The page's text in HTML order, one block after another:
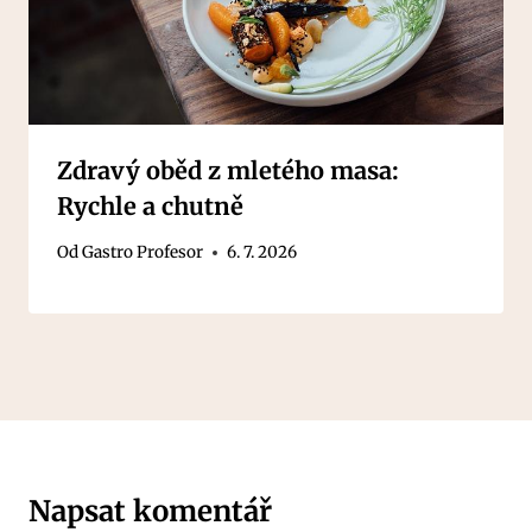
Zdravý oběd z mletého masa:
Rychle a chutně
OdGastro Profesor 6. 7. 2026
Napsat komentář